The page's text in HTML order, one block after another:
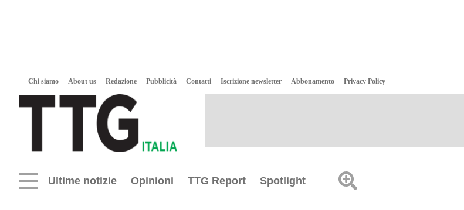
Chi siamo About us Redazione Pubblicità Contatti Iscrizione newsletter Abbonamento Privacy Policy
Ultime notizie Opinioni TTG Report Spotlight